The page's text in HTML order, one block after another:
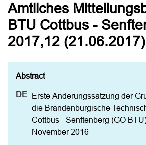
Amtliches
BTU Cottbus -
2017,12 (21.06.2017)
Erste Änderungssatzung der
die Brandenburgische
Cottbus - Senftenberg (GO
November 2016